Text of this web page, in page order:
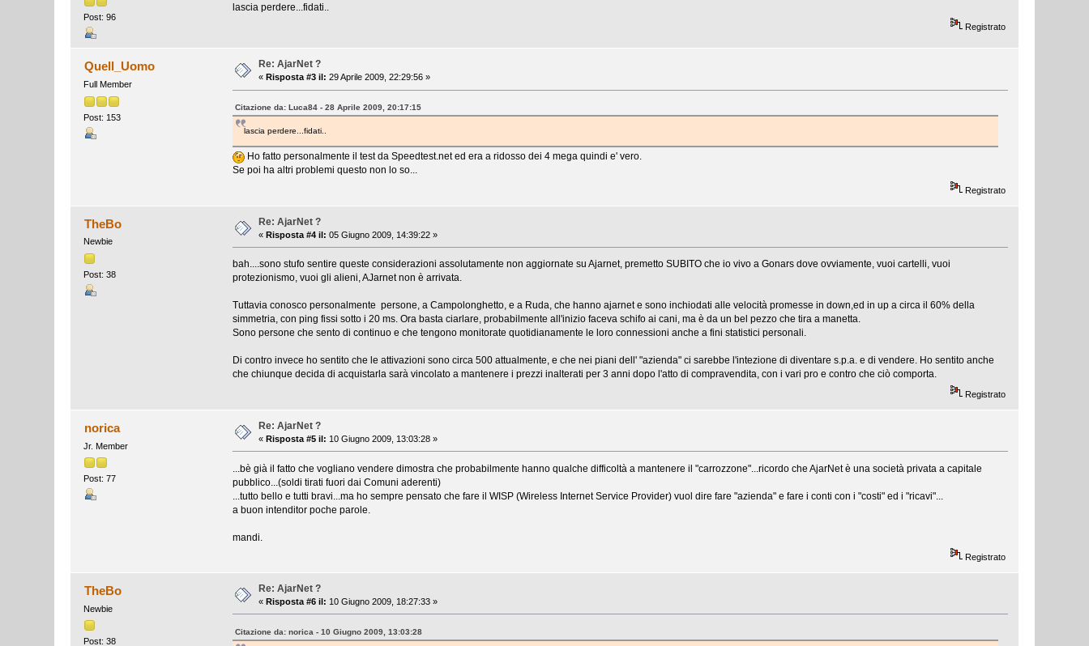
Post: 96
lascia perdere...fidati..
Registrato
Quell_Uomo
Full Member
Post: 153
Re: AjarNet ?
« Risposta #3 il: 29 Aprile 2009, 22:29:56 »
Citazione da: Luca84 - 28 Aprile 2009, 20:17:15
lascia perdere...fidati..
Ho fatto personalmente il test da Speedtest.net ed era a ridosso dei 4 mega quindi e' vero.
Se poi ha altri problemi questo non lo so...
Registrato
TheBo
Newbie
Post: 38
Re: AjarNet ?
«Risposta #4 il: 05 Giugno 2009, 14:39:22 »
bah....sono stufo sentire queste considerazioni assolutamente non aggiornate su Ajarnet, premetto SUBITO che io vivo a Gonars dove ovviamente, vuoi cartelli, vuoi
protezionismo, vuoi gli alieni, AJarnet non è arrivata.
Tuttavia conosco personalmente persone, a Campolonghetto, e a Ruda, che hanno ajarnet e sono inchiodati alle velocità promesse in down,ed in up a circa il 60% della
simmetria, con ping fissi sotto i 20 ms. Ora basta ciarlare, probabilmente all'inizio faceva schifo ai cani, ma è da un bel pezzo che tira a manetta.
Sono persone che sento di continuo e che tengono monitorate quotidianamente le loro connessioni anche a fini statistici personali.
Di contro invece ho sentito che le attivazioni sono circa 500 attualmente, e che nei piani dell' "azienda" ci sarebbe l'intezione di diventare s.p.a. e di vendere. Ho sentito anche
che chiunque decida di acquistarla sarà vincolato a mantenere i prezzi inalterati per 3 anni dopo l'atto di compravendita, con i vari pro e contro che ciò comporta.
Registrato
norica
Jr. Member
Post: 77
Re: AjarNet ?
«Risposta #5 il: 10 Giugno 2009, 13:03:28 »
...bè già il fatto che vogliano vendere dimostra che probabilmente hanno qualche difficoltà a mantenere il "carrozzone"...ricordo che AjarNet è una società privata a capitale
pubblico...(soldi tirati fuori dai Comuni aderenti)
...tutto bello e tutti bravi...ma ho sempre pensato che fare il WISP (Wireless Internet Service Provider) vuol dire fare "azienda" e fare i conti con i "costi" ed i "ricavi"...
a buon intenditor poche parole.
mandi.
Registrato
TheBo
Newbie
Post: 38
Re: AjarNet ?
«Risposta #6 il: 10 Giugno 2009, 18:27:33 »
Citazione da: norica - 10 Giugno 2009, 13:03:28